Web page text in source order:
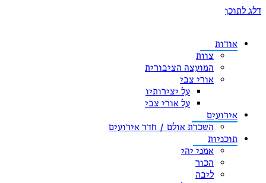
דלג לתוכן
אודות
צוות
המועצה הציבורית
אורי צבי
על יצירותיו
על אורי צבי
אירועים
השכרת אולם / חדר אירועים
תוכניות
אמני יהי
הכור
ליבה